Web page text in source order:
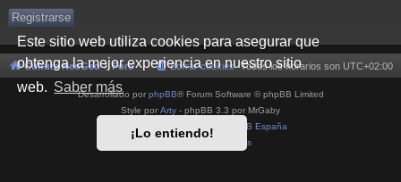
Este sitio web utiliza cookies para asegurar que
obtenga la mejor experiencia en nuestro sitio
web. Saber más
¡Lo entiendo!
Registrarse
Cultura NeoGeo Foro Todos los horarios son UTC+02:00
Borrar cookies
Desarrollado por phpBB® Forum Software © phpBB Limited
Style por Arty - phpBB 3.3 por MrGaby
phpBB España
Condiciones